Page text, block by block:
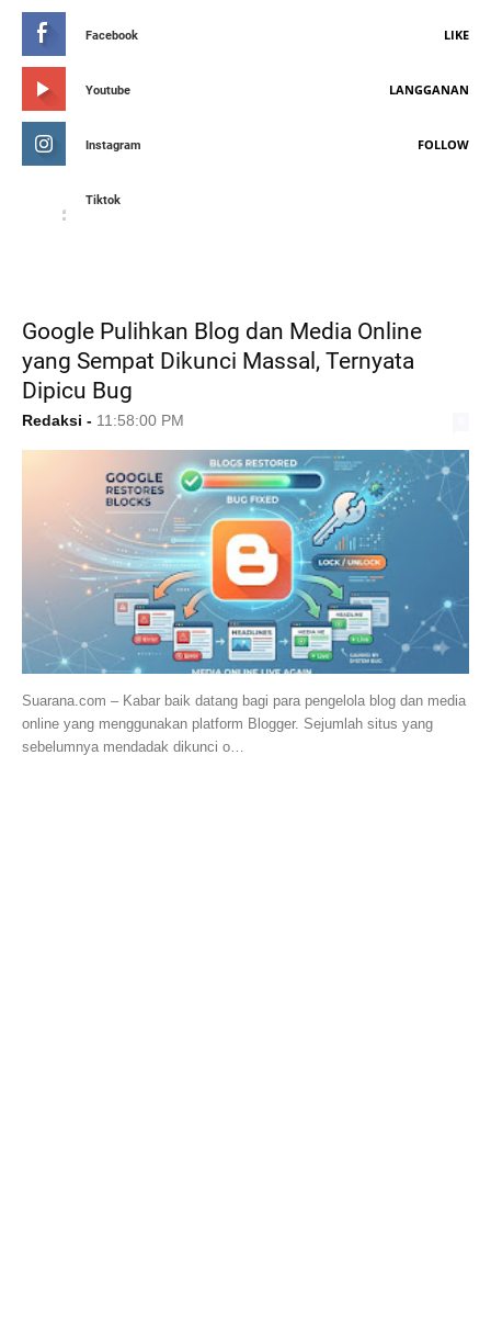
Facebook LIKE
Youtube LANGGANAN
Instagram FOLLOW
Tiktok
Google Pulihkan Blog dan Media Online
yang Sempat Dikunci Massal, Ternyata
Dipicu Bug
Redaksi - 11:58:00 PM
Suarana.com – Kabar baik datang bagi para pengelola blog dan media
online yang menggunakan platform Blogger. Sejumlah situs yang
sebelumnya mendadak dikunci o…